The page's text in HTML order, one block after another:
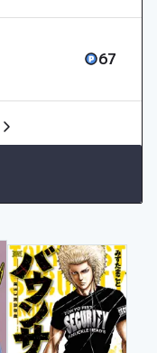
67